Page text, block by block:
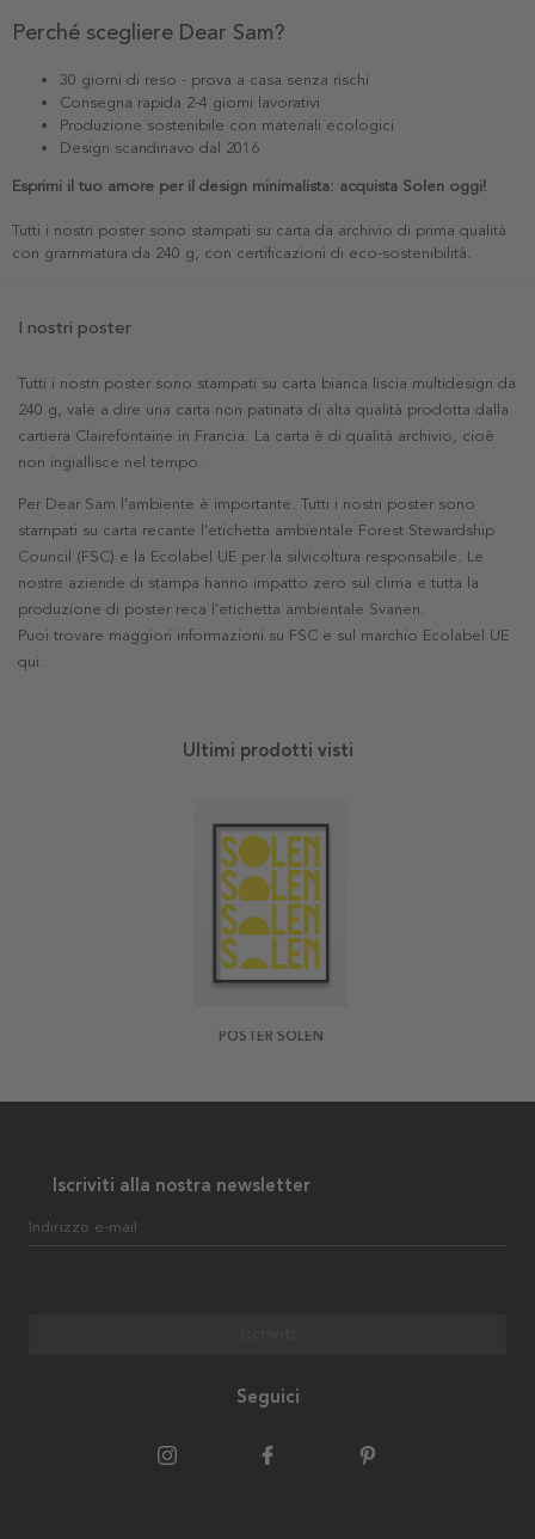
Perché scegliere Dear Sam?
30 giorni di reso - prova a casa senza rischi
Consegna rapida 2-4 giorni lavorativi
Produzione sostenibile con materiali ecologici
Design scandinavo dal 2016
Esprimi il tuo amore per il design minimalista: acquista Solen oggi!
Tutti i nostri poster sono stampati su carta da archivio di prima qualità
con grammatura da 240 g, con certificazioni di eco-sostenibilità.
I nostri poster
Tutti i nostri poster sono stampati su carta bianca liscia multidesign da
240 g, vale a dire una carta non patinata di alta qualità prodotta dalla
cartiera Clairefontaine in Francia. La carta è di qualità archivio, cioè
non ingiallisce nel tempo.
Per Dear Sam l'ambiente è importante. Tutti i nostri poster sono
stampati su carta recante l'etichetta ambientale Forest Stewardship
Council (FSC) e la Ecolabel UE per la silvicoltura responsabile. Le
nostre aziende di stampa hanno impatto zero sul clima e tutta la
produzione di poster reca l'etichetta ambientale Svanen.
Puoi trovare maggiori informazioni su FSC e sul marchio Ecolabel UE
qui.
Ultimi prodotti visti
POSTER SOLEN
Iscriviti alla nostra newsletter
Indirizzo e-mail
Seguici